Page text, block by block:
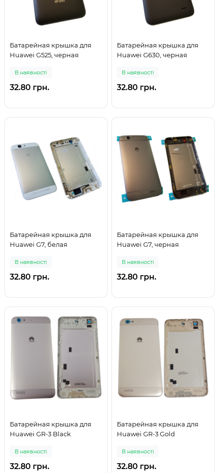
Батарейная крышка для
Huawei G525, черная
В наявності
32.80 грн.
Батарейная крышка для
Huawei G630, черная
В наявності
32.80 грн.
Батарейная крышка для
Huawei G7, белая
В наявності
32.80 грн.
Батарейная крышка для
Huawei G7, черная
В наявності
32.80 грн.
Батарейная крышка для
Huawei GR-3 Black
В наявності
32.80 грн.
Батарейная крышка для
Huawei GR-3 Gold
В наявності
32.80 грн.